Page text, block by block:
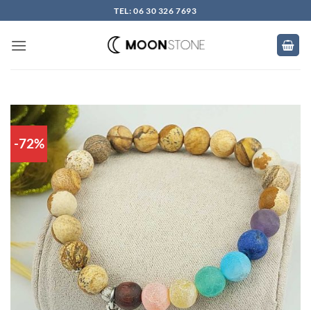
to
content
TEL: 06 30 326 7693
-72%